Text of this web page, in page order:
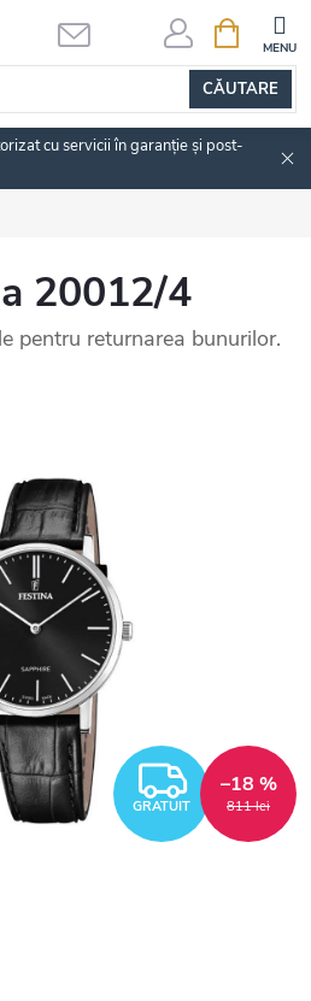
CĂUTARE
DE
cu servicii în garanție și post-
20012/4
pentru returnarea bunurilor.
GRATUIT 811 lei
–18 %